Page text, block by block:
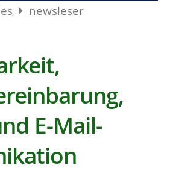
newsleser
E-Mail-